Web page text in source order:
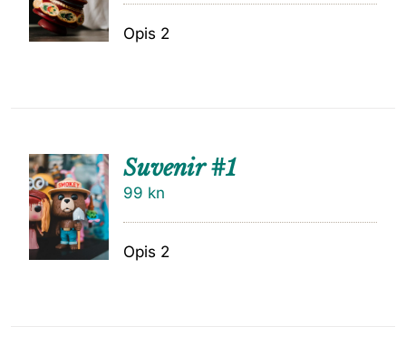
CU
Opis 2
DODAJ
U
KOŠARI
CU
Suvenir #1
99 kn
Opis 2